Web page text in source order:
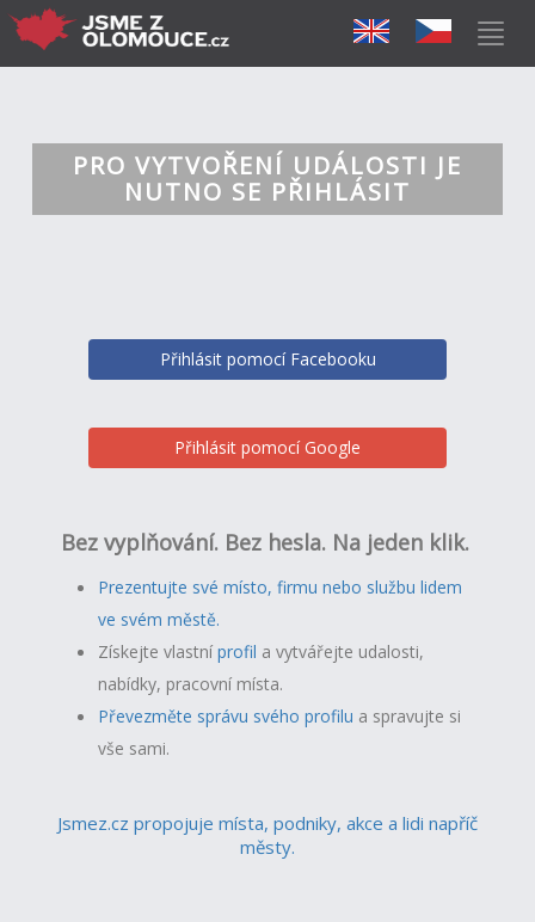
PRO VYTVOŘENÍ UDÁLOSTI JE
NUTNO SE PŘIHLÁSIT
Přihlásit pomocí Facebooku
Přihlásit pomocí Google
Bez vyplňování. Bez hesla. Na jeden klik.
Prezentujte své místo, firmu nebo službu lidem
ve svém městě.
Získejte vlastníprofil a vytvářejte udalosti,
nabídky, pracovní místa.
Převezměte správu svého profilu a spravujte si
vše sami.
Jsmez.cz propojuje místa, podniky, akce a lidi napříč
městy.